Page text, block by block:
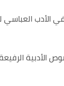
الأدب العباسي
الأدبية